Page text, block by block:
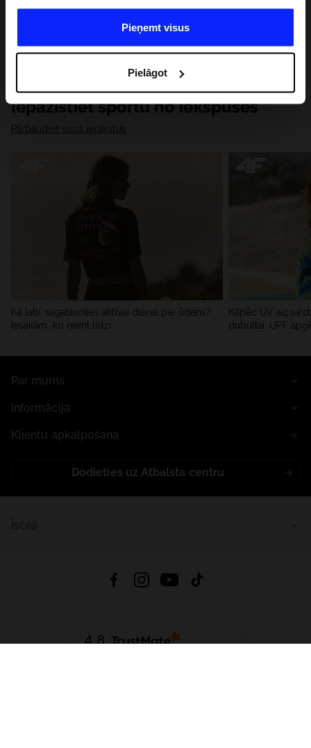
datiem, ko viņi iegūst, izmantojot viņu pakalpojumus. Ar
Jūsu atļauju, mēs varam pārsūtīt Jūsu personas datus
saviem partneriem, lai uzlabotu veidu, kadā tiek rādīta
saturu un uzlabotu mūsu partneru piedāvātos risinajumus
( piem. socialos tīklus). Detalizētu informāciju var atrast
mūsu Privātuma politikā un sadaļā "Detaļas".
Pieņemt visus
Pielāgot
Iepazīstiet sportu no iekšpuses
Pārbaudiet visus ierakstus
Kā labi sagatavoties aktīvai dienai pie ūdens?
Iesakām, ko ņemt līdzi
Kāpēc UV
dubultai: UPF
Par mums
Informācija
Klientu apkalpošana
Dodieties uz Atbalsta centru
4.8